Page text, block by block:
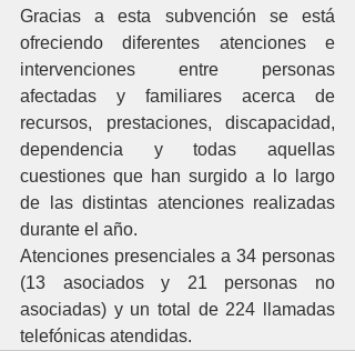
Gracias a esta subvención se está
ofreciendo diferentes atenciones e
intervenciones entre personas
afectadas y familiares acerca de
recursos, prestaciones, discapacidad,
dependencia y todas aquellas
cuestiones que han surgido a lo largo
de las distintas atenciones realizadas
durante el año.
Atenciones presenciales a 34 personas
(13 asociados y 21 personas no
asociadas) y un total de 224 llamadas
telefónicas atendidas.